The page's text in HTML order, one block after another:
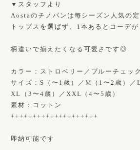
▼スタッフより
Aostaのチノパンは毎シーズン人気の定
トップスを選ばず、1本あるとコーデが
柄違いで揃えたくなる可愛さです◎
カラー：ストロベリー／ブルーチェッ
サイズ：S（〜1歳）／M（1〜2歳）／
XL（3〜4歳）／XXL（4〜5歳）
素材：コットン
++++++++++++++++++++
即納可能です